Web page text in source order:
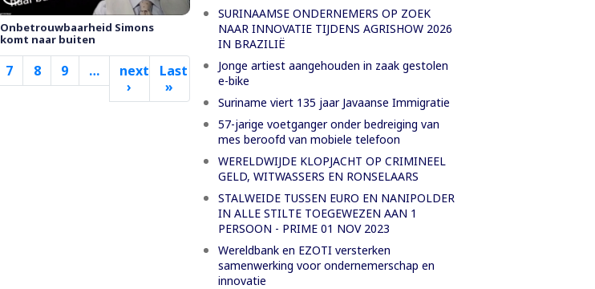
Onbetrouwbaarheid Simons
komt naar buiten
7 8 9 …
next
› Volgende
pagina
Last
» Laatste
pagina
SURINAAMSE ONDERNEMERS OP ZOEK
NAAR INNOVATIE TIJDENS AGRISHOW 2026
IN BRAZILIË
Jonge artiest aangehouden in zaak gestolen
e-bike
Suriname viert 135 jaar Javaanse Immigratie
57-jarige voetganger onder bedreiging van
mes beroofd van mobiele telefoon
WERELDWIJDE KLOPJACHT OP CRIMINEEL
GELD, WITWASSERS EN RONSELAARS
STALWEIDE TUSSEN EURO EN NANIPOLDER
IN ALLE STILTE TOEGEWEZEN AAN 1
PERSOON - PRIME 01 NOV 2023
Wereldbank en EZOTI versterken
samenwerking voor ondernemerschap en
innovatie